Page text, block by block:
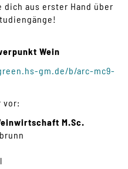
aus erster Hand über
Wein
gm.de/b/arc-mc9-
vor:
M.Sc.